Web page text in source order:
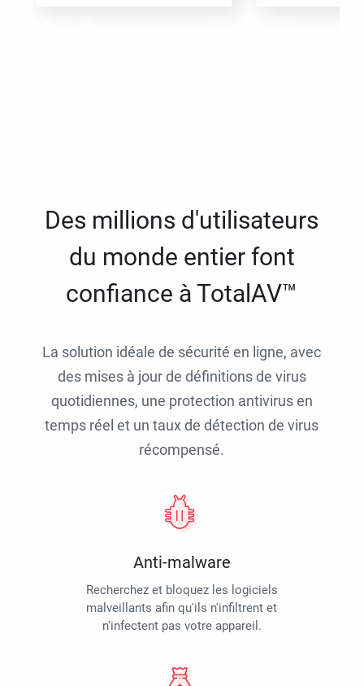
Des millions d'utilisateurs
du monde entier font
confiance à TotalAV™
La solution idéale de sécurité en ligne, avec
des mises à jour de définitions de virus
quotidiennes, une protection antivirus en
temps réel et un taux de détection de virus
récompensé.
Anti-malware
Recherchez et bloquez les logiciels
malveillants afin qu'ils n'infiltrent et
n'infectent pas votre appareil.